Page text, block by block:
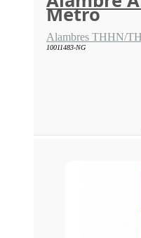
Metro
Alambres THHN/
10011483-NG